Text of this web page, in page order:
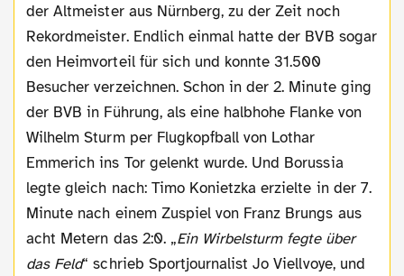
der Altmeister aus Nürnberg, zu der Zeit noch
Rekordmeister. Endlich einmal hatte der BVB sogar
den Heimvorteil für sich und konnte 31.500
Besucher verzeichnen. Schon in der 2. Minute ging
der BVB in Führung, als eine halbhohe Flanke von
Wilhelm Sturm per Flugkopfball von Lothar
Emmerich ins Tor gelenkt wurde. Und Borussia
legte gleich nach: Timo Konietzka erzielte in der 7.
Minute nach einem Zuspiel von Franz Brungs aus
acht Metern das 2:0. „Ein Wirbelsturm fegte über
das Feld“ schrieb Sportjournalist Jo Viellvoye, und